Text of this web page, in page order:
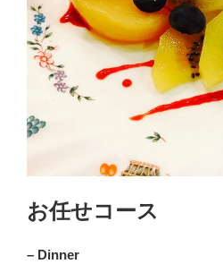
お任せコース
– Dinner